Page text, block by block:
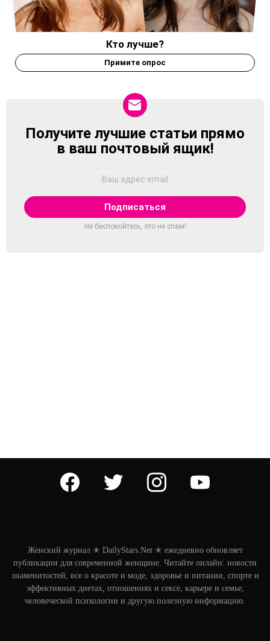
Кто лучше?
Примите опрос
NEWSLETTER
Получите лучшие статьи прямо
в ваш почтовый ящик!
Не беспокойтесь, это не спам!
facebook twitter instagram youtube
Женский журнал ✭ DailyStars.Net ✭ ежедневно обновляет
публикации для современной женщине. Читайте онлайн: новости
знаменитостей, все о красоте и моде, здоровье и питании, спорте и
эффективных диетах, отношениях и сексе, карьере и семье,
человеческой психологии и другую полезную информацию.